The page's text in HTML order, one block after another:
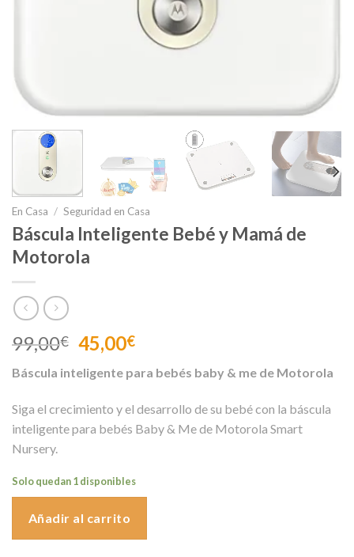
En Casa / Seguridad en Casa
Báscula Inteligente Bebé y Mamá de
Motorola
99,00€ El
precio
original
era:
99,00€.
45,00€El
actual
es:
45,00€.
Báscula inteligente para bebés baby & me de Motorola
Siga el crecimiento y el desarrollo de su bebé con la báscula
inteligente para bebés Baby & Me de Motorola Smart
Nursery.
Solo quedan 1 disponibles
Añadir al carrito